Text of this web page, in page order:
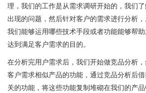
理，我们的工作是从需求调研开始的，我们
出现的问题，然后针对客户的需求进行分析
我们能够运用哪些技术手段或者功能能够帮
达到满足客户需求的目的。
在分析完用户需求后，我们开始做竞品分析
客户需求相似产品的功能，通过竞品分析后
关的功能，将这些功能复制堆砌在我们的产